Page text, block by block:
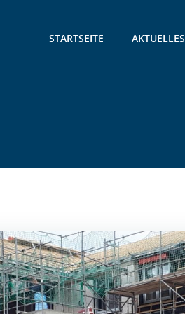
STARTSEITE AKTUELLES